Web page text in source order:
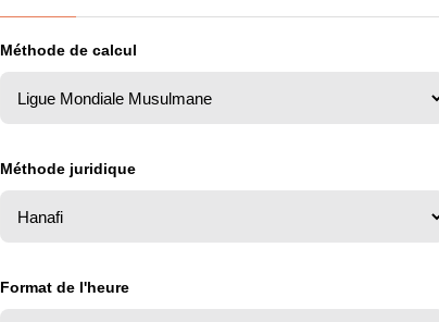
Méthode de calcul
Méthode juridique
Format de l'heure